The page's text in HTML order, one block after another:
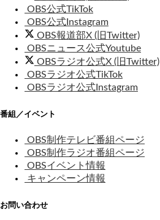
OBS公式TikTok
OBS公式Instagram
OBS報道部X (旧Twitter)
OBSニュース公式Youtube
OBSラジオ公式X (旧Twitter)
OBSラジオ公式TikTok
OBSラジオ公式Instagram
番組／イベント
OBS制作テレビ番組ページ
OBS制作ラジオ番組ページ
OBSイベント情報
キャンペーン情報
お問い合わせ